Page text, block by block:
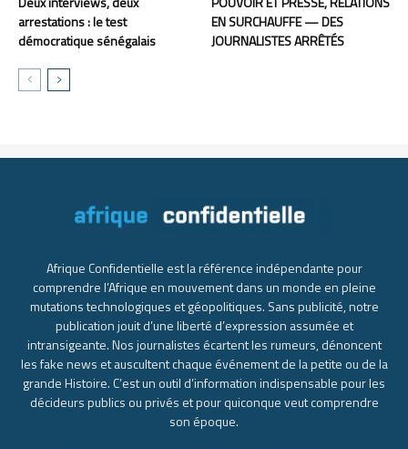
arrestations : le test
démocratique sénégalais
EN SURCHAUFFE — DES
JOURNALISTES ARRÊTÉS
Afrique Confidentielle est la référence indépendante pour
comprendre l’Afrique en mouvement dans un monde en pleine
mutations technologiques et géopolitiques. Sans publicité, notre
publication jouit d’une liberté d’expression assumée et
intransigeante. Nos journalistes écartent les rumeurs, dénoncent
les fake news et auscultent chaque événement de la petite ou de la
grande Histoire. C’est un outil d’information indispensable pour les
décideurs publics ou privés et pour quiconque veut comprendre
son époque.